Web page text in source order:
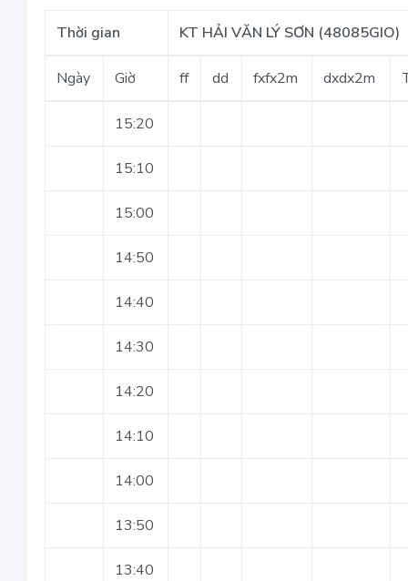
Thời gian KT HẢI VĂN LÝ SƠN (48085GIO)
Ngày Giờ ff dd fxfx2m dxdx2m
15:20
15:10
15:00
14:50
14:40
14:30
14:20
14:10
14:00
13:50
13:40